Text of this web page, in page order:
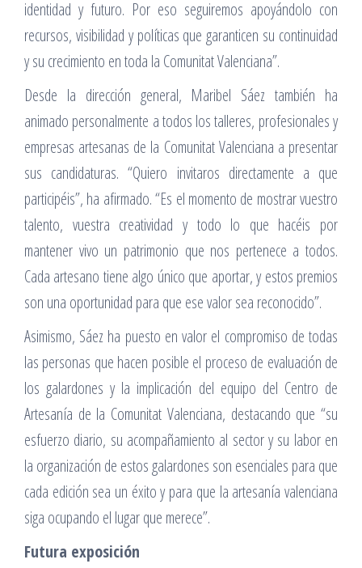
identidad y futuro. Por eso seguiremos apoyándolo con
recursos, visibilidad y políticas que garanticen su continuidad
y su crecimiento en toda la Comunitat Valenciana”.
Desde la dirección general, Maribel Sáez también ha
animado personalmente a todos los talleres, profesionales y
empresas artesanas de la Comunitat Valenciana a presentar
sus candidaturas. “Quiero invitaros directamente a que
participéis”, ha afirmado. “Es el momento de mostrar vuestro
talento, vuestra creatividad y todo lo que hacéis por
mantener vivo un patrimonio que nos pertenece a todos.
Cada artesano tiene algo único que aportar, y estos premios
son una oportunidad para que ese valor sea reconocido”.
Asimismo, Sáez ha puesto en valor el compromiso de todas
las personas que hacen posible el proceso de evaluación de
los galardones y la implicación del equipo del Centro de
Artesanía de la Comunitat Valenciana, destacando que “su
esfuerzo diario, su acompañamiento al sector y su labor en
la organización de estos galardones son esenciales para que
cada edición sea un éxito y para que la artesanía valenciana
siga ocupando el lugar que merece”.
Futura exposición